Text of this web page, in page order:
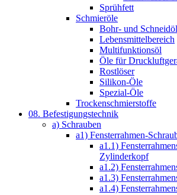
Sprühfett
Schmieröle
Bohr- und Schneidöl
Lebensmittelbereich
Multifunktionsöl
Öle für
Rostlöser
Silikon-Öle
Spezial-Öle
Trockenschmierstoffe
08. Befestigungstechnik
a) Schrauben
a1) Fensterrahmen-
a1.1)
Zylinderkopf
a1.2)
a1.3)
a1.4)